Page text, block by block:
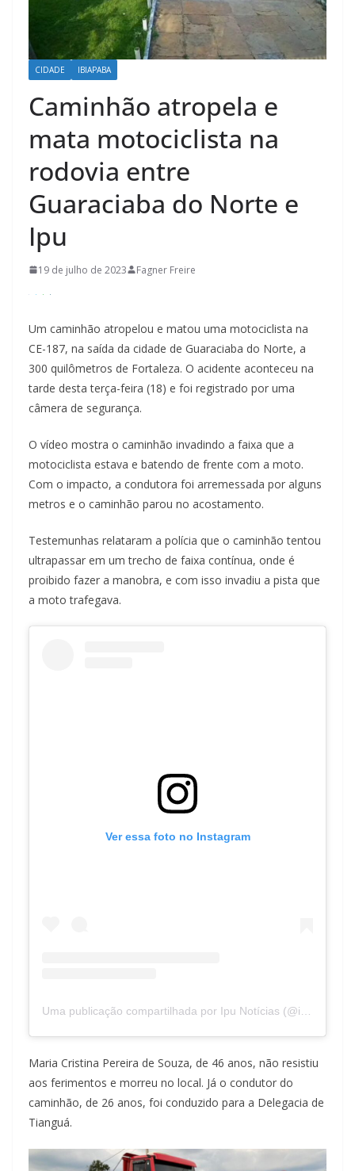
CIDADE IBIAPABA
Caminhão atropela e
mata motociclista na
rodovia entre
Guaraciaba do Norte e
Ipu
19 de julho de 2023 Fagner Freire
Um caminhão atropelou e matou uma motociclista na
CE-187, na saída da cidade de Guaraciaba do Norte, a
300 quilômetros de Fortaleza. O acidente aconteceu na
tarde desta terça-feira (18) e foi registrado por uma
câmera de segurança.
O vídeo mostra o caminhão invadindo a faixa que a
motociclista estava e batendo de frente com a moto.
Com o impacto, a condutora foi arremessada por alguns
metros e o caminhão parou no acostamento.
Testemunhas relataram a polícia que o caminhão tentou
ultrapassar em um trecho de faixa contínua, onde é
proibido fazer a manobra, e com isso invadiu a pista que
a moto trafegava.
Ver essa foto no Instagram
Uma publicação compartilhada por Ipu Notícias (@ipunoticias)
Maria Cristina Pereira de Souza, de 46 anos, não resistiu
aos ferimentos e morreu no local. Já o condutor do
caminhão, de 26 anos, foi conduzido para a Delegacia de
Tianguá.